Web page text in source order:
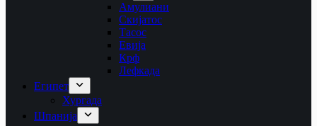
Амулиани
Скијатос
Тасос
Евија
Крф
Лефкада
Египет
Хургада
Шпанија